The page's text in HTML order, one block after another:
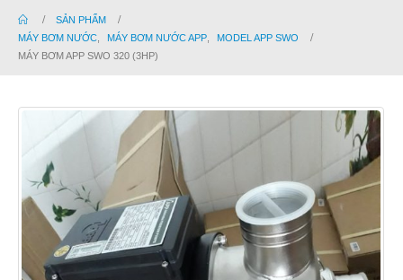
SẢN PHẨM
MÁY BƠM NƯỚC
MÁY BƠM NƯỚC APP
MODEL APP SWO
MÁY BƠM APP SWO 320 (3HP)